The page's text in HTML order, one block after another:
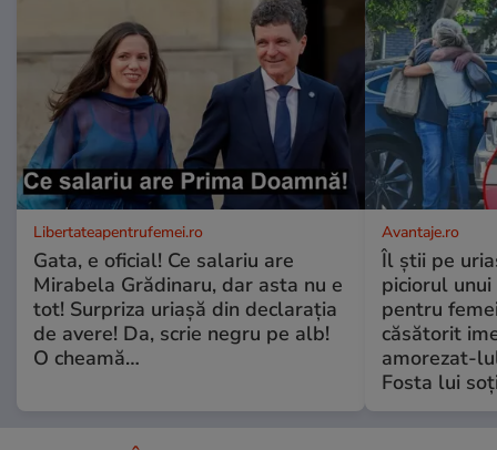
Libertateapentrufemei.ro
Gata, e oficial! Ce salariu are
Mirabela Grădinaru, dar asta nu e
tot! Surpriza uriașă din declarația
de avere! Da, scrie negru pe alb!
O cheamă…
Avantaje.ro
Îl știi pe
piciorul
pentru
căsătorit
amorezat-
Fosta lui